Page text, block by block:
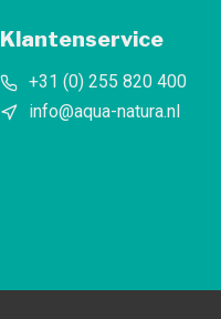
Klantenservice
+31 (0) 255 820 400
info@aqua-natura.nl